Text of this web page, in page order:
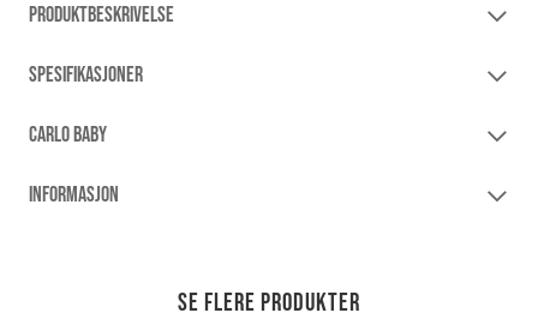
PRODUKTBESKRIVELSE
SPESIFIKASJONER
CARLO BABY
INFORMASJON
Se flere produkter